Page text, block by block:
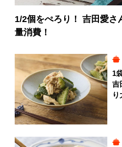
1/2個をぺろり！ 吉田愛さ
量消費！
1
吉
り